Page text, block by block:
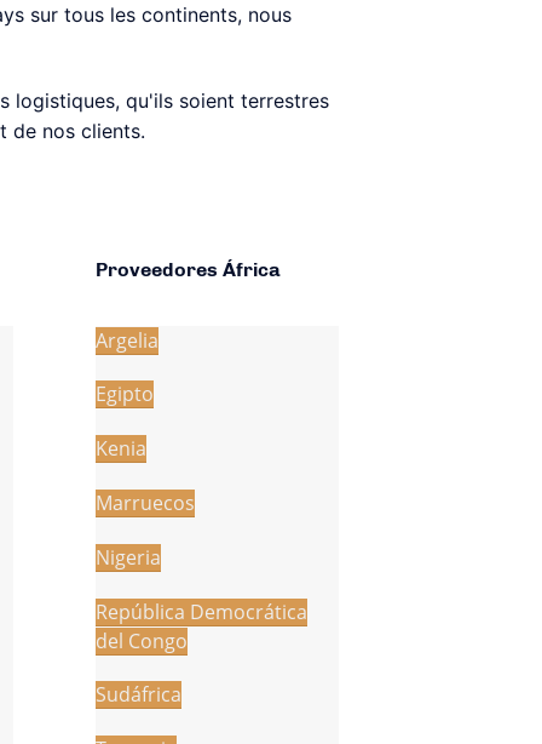
sur tous les continents, nous
logistiques, qu'ils soient terrestres
de nos clients.
Proveedores África
Argelia
Egipto
Kenia
Marruecos
Nigeria
República Democrática
del Congo
Sudáfrica